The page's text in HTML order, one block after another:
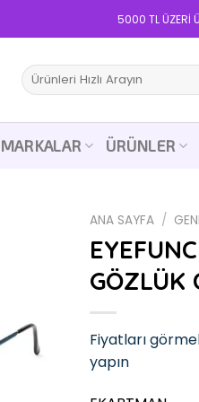
5000 TL ÜZERİ
Ara:
MARKALAR ÜRÜNLER
ANA SAYFA /
GÖZLÜK
Fiyatları
yapın